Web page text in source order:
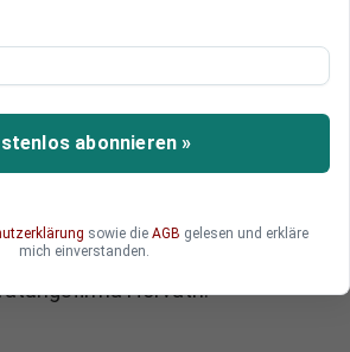
Mehr als
deutschen Automobil-
Gange. Jetzt geht es
zweite Unternehmen erwägt,
Das ist das Ergebnis einer
Horvath.
abonnieren »
sowie die AGB gelesen und erkläre
mich einverstanden.